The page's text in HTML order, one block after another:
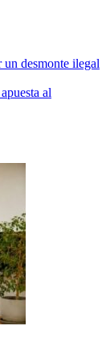
desmonte ilegal
al